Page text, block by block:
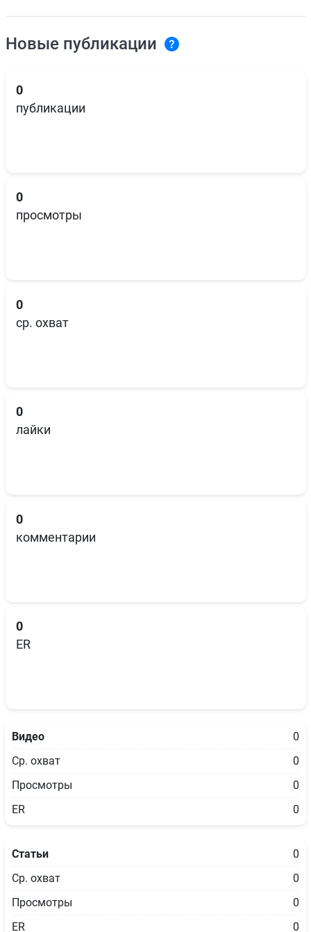
Новые публикации
0
публикации
0
просмотры
0
ср. охват
0
лайки
0
комментарии
0
ER
Видео
0
Ср. охват
0
Просмотры
0
ER
0
Статьи
0
Ср. охват
0
Просмотры
0
ER
0